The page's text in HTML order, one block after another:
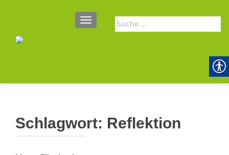
Suche
nach:
SCHALTE NAVIGATION
Schlagwort: Reflektion